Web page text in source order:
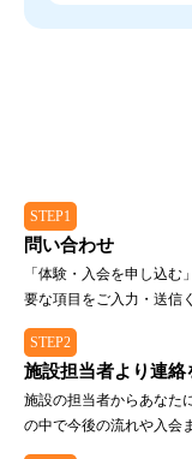
STEP1
問い合わせ
「体験・入会を申し込
要な項目をご入力・送信
STEP2
施設担当者より連絡
施設の担当者からあなた
の中で今後の流れや入会